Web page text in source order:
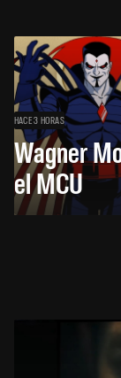
HACE 3 HORAS
Wagner
el MCU